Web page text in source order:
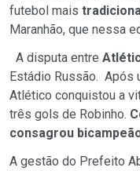
futebol mais
Maranhão, que nessa
A disputa entre
Estádio Russão. Após
Atlético conquistou a
três gols de Robinho.
consagrou
A gestão do Prefeito